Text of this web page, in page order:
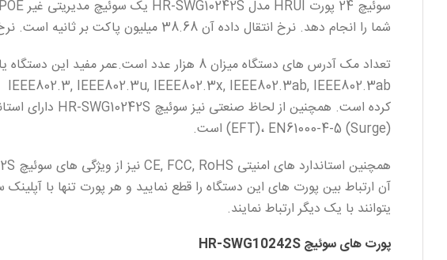
شما را انجام دهد. نرخ انتقال داده آن 38.68 میلیون پاکت بر ثانیه است. نرخ بافرینگ این دستگاه برابر است با عدد 4Mb که عدد بسیار خوبی است.
(EFT)، EN61000-4-5 (Surge) است.
یتوانند با یک دیگر ارتباط نمایند.
پورت های سوئیچ HR-SWG10242S